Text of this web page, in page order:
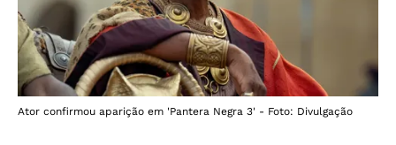
Ator confirmou aparição em 'Pantera Negra 3' - Foto: Divulgação